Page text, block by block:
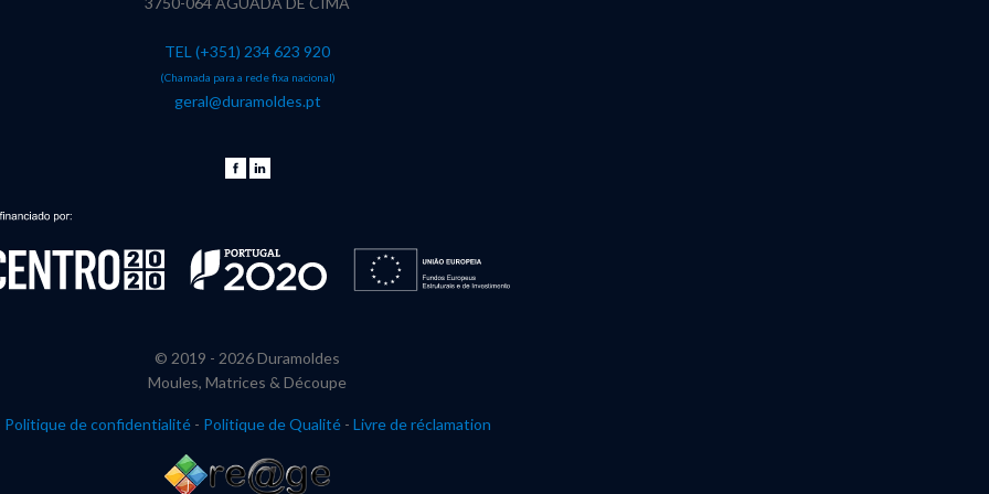
TEL (+351) 234 623 920
(Chamada para a rede fixa nacional)
geral@duramoldes.pt
© 2019 - 2026 Duramoldes
Moules, Matrices & Découpe
Politique de confidentialité- Politique de Qualité - Livre de réclamation